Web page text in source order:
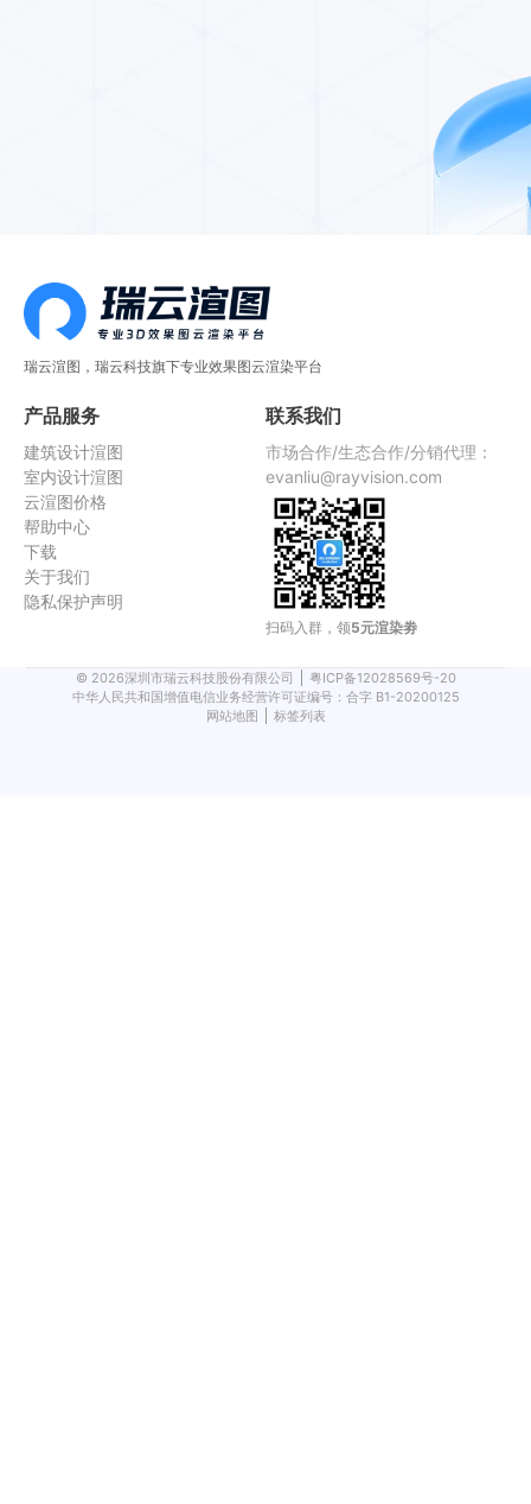
瑞云渲图，瑞云科技旗下专业效果图云渲染平台
产品服务
建筑设计渲图
室内设计渲图
云渲图价格
帮助中心
下载
关于我们
隐私保护声明
联系我们
市场合作/生态合作/分销代理：
evanliu@rayvision.com
扫码入群，领5元渲染劵
© 2026深圳市瑞云科技股份有限公司
粤ICP备12028569号-20
中华人民共和国增值电信业务经营许可证编号：合字 B1-20200125
网站地图
标签列表